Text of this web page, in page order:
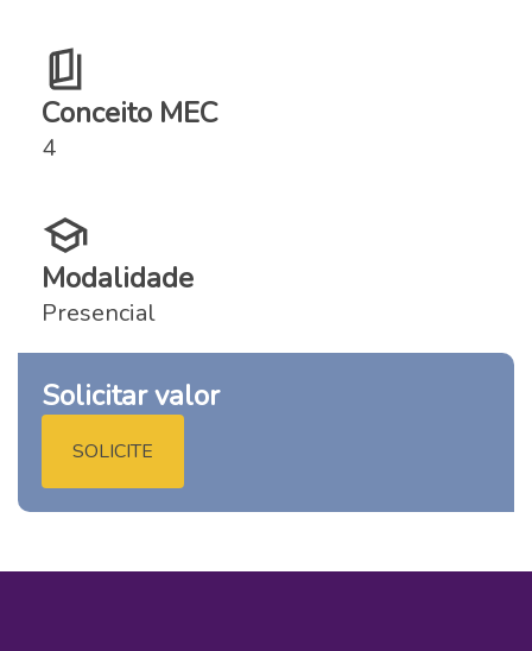
Conceito MEC
4
Modalidade
Presencial
Solicitar valor
SOLICITE